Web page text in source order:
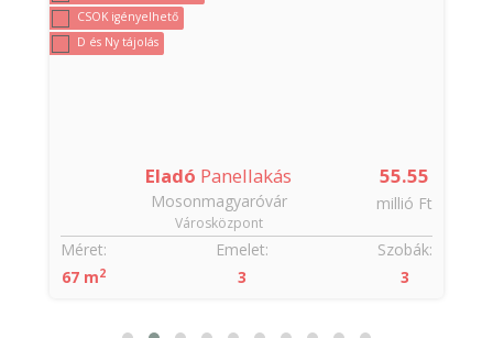
CSOK igényelhető
D és Ny tájolás
55.55
millió Ft
Eladó Panellakás
Mosonmagyaróvár
Városközpont
Szobák:
3
Méret:
67 m2
Emelet:
3